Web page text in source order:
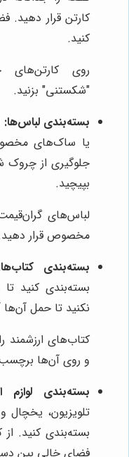
کارتن قرار دهید.
کنید.
روی
"شکستنی" بزنید.
بسته‌بندی لباس‌ها:
یا ساک‌های
جلوگیری از چروک
بپیچید.
لباس‌های
مخصوص قرار
بسته‌بندی
بسته‌بندی کنید
نکنید تا حمل
کتاب‌های ارزشمند
و روی آن‌ها برچسب
بسته‌بندی لوازم
تلویزیون،
بسته‌بندی کنید.
فضای خالی بین